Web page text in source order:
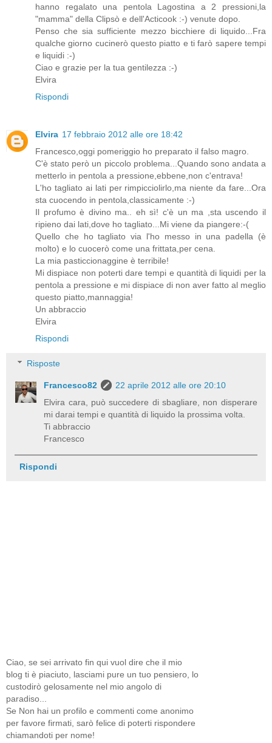
hanno regalato una pentola Lagostina a 2 pressioni,la
"mamma" della Clipsò e dell'Acticook :-) venute dopo.
Penso che sia sufficiente mezzo bicchiere di liquido...Fra
qualche giorno cucinerò questo piatto e ti farò sapere tempi
e liquidi :-)
Ciao e grazie per la tua gentilezza :-)
Elvira
Rispondi
Elvira 17 febbraio 2012 alle ore 18:42
Francesco,oggi pomeriggio ho preparato il falso magro.
C'è stato però un piccolo problema...Quando sono andata a
metterlo in pentola a pressione,ebbene,non c'entrava!
L'ho tagliato ai lati per rimpicciolirlo,ma niente da fare...Ora
sta cuocendo in pentola,classicamente :-)
Il profumo è divino ma.. eh sì! c'è un ma ,sta uscendo il
ripieno dai lati,dove ho tagliato...Mi viene da piangere:-(
Quello che ho tagliato via l'ho messo in una padella (è
molto) e lo cuocerò come una frittata,per cena.
La mia pasticcionaggine è terribile!
Mi dispiace non poterti dare tempi e quantità di liquidi per la
pentola a pressione e mi dispiace di non aver fatto al meglio
questo piatto,mannaggia!
Un abbraccio
Elvira
Rispondi
Risposte
Francesco82
22 aprile 2012 alle ore 20:10
Elvira cara, può succedere di sbagliare, non disperare
mi darai tempi e quantità di liquido la prossima volta.
Ti abbraccio
Francesco
Rispondi
Ciao, se sei arrivato fin qui vuol dire che il mio
blog ti è piaciuto, lasciami pure un tuo pensiero, lo
custodirò gelosamente nel mio angolo di
paradiso...
Se Non hai un profilo e commenti come anonimo
per favore firmati, sarò felice di poterti rispondere
chiamandoti per nome!